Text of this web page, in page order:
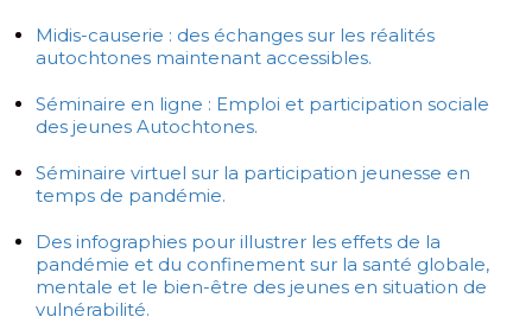
Midis-causerie : des échanges sur les réalités
autochtones maintenant accessibles.
Séminaire en ligne : Emploi et participation sociale
des jeunes Autochtones.
Séminaire virtuel sur la participation jeunesse en
temps de pandémie.
Des infographies pour illustrer les effets de la
pandémie et du confinement sur la santé globale,
mentale et le bien-être des jeunes en situation de
vulnérabilité.